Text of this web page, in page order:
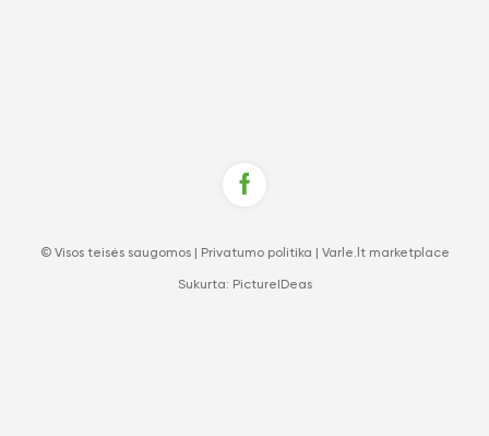
© Visos teisės saugomos | Privatumo politika Varle.lt marketplace
Sukurta: PictureIDeas